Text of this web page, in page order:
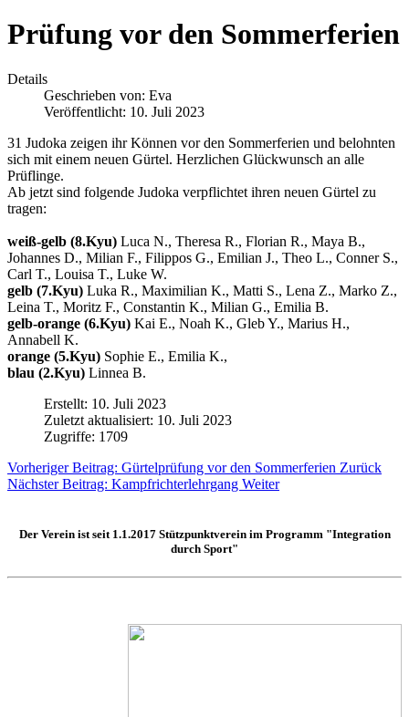
Prüfung vor den Sommerferien
Details
Geschrieben von: Eva
Veröffentlicht: 10. Juli 2023
31 Judoka zeigen ihr Können vor den Sommerferien und belohnten
sich mit einem neuen Gürtel. Herzlichen Glückwunsch an alle
Prüflinge.
Ab jetzt sind folgende Judoka verpflichtet ihren neuen Gürtel zu
tragen:
weiß-gelb (8.Kyu) Luca N., Theresa R., Florian R., Maya B.,
Johannes D., Milian F., Filippos G., Emilian J., Theo L., Conner S.,
Carl T., Louisa T., Luke W.
gelb (7.Kyu) Luka R., Maximilian K., Matti S., Lena Z., Marko Z.,
Leina T., Moritz F., Constantin K., Milian G., Emilia B.
gelb-orange (6.Kyu) Kai E., Noah K., Gleb Y., Marius H.,
Annabell K.
orange (5.Kyu) Sophie E., Emilia K.,
blau (2.Kyu) Linnea B.
Erstellt: 10. Juli 2023
Zuletzt aktualisiert: 10. Juli 2023
Zugriffe: 1709
Vorheriger Beitrag: Gürtelprüfung vor den Sommerferien Zurück
Nächster Beitrag: Kampfrichterlehrgang Weiter
Der Verein ist seit 1.1.2017 Stützpunktvereinim Programm "Integration
durch Sport"